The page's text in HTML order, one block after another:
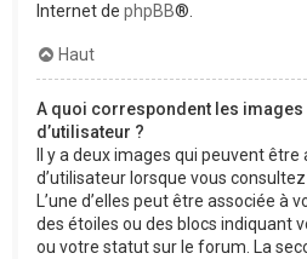
Internet de phpBB®.
Haut
A quoi correspondent les
d’utilisateur ?
Il y a deux images qui peuvent
d’utilisateur lorsque vous
L’une d’elles peut être associée
des étoiles ou des blocs indiquant
ou votre statut sur le forum. La